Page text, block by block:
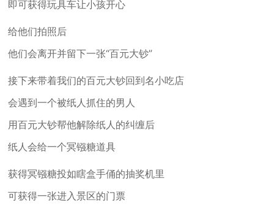
即可获得玩具车让小孩开心
给他们拍照后
他们会离开并留下一张“百元大钞”
接下来带着我们的百元大钞回到名小吃店
会遇到一个被纸人抓住的男人
用百元大钞帮他解除纸人的纠缠后
纸人会给一个冥镪糖道具
获得冥镪糖投如瞎盒手俑的抽奖机里
可获得一张进入景区的门票